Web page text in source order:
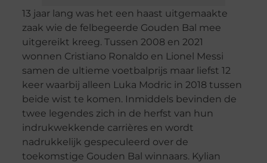
13 jaar lang was het een haast uitgemaakte
zaak wie de felbegeerde Gouden Bal mee
uitgereikt kreeg. Tussen 2008 en 2021
wonnen Cristiano Ronaldo en Lionel Messi
samen de ultieme voetbalprijs maar liefst 12
keer waarbij alleen Luka Modric in 2018 tussen
beide wist te komen. Inmiddels bevinden de
twee legendes zich in de herfst van hun
indrukwekkende carrières en wordt
nadrukkelijk gespeculeerd over de
toekomstige Gouden Bal winnaars. Kylian